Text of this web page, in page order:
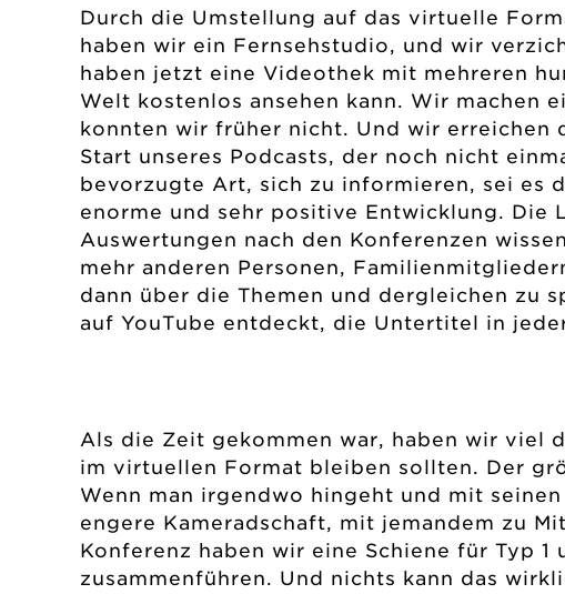
Durch die Umstellung auf das virtuelle
haben wir ein Fernsehstudio, und wir
haben jetzt eine Videothek mit mehreren
Welt kostenlos ansehen kann. Wir machen
konnten wir früher nicht. Und wir erreichen
Start unseres Podcasts, der noch nicht
bevorzugte Art, sich zu informieren, sei es
enorme und sehr positive Entwicklung. Die
Auswertungen nach den Konferenzen
mehr anderen Personen,
dann über die Themen und dergleichen zu
auf YouTube entdeckt, die Untertitel in
Als die Zeit gekommen war, haben wir viel
im virtuellen Format bleiben sollten. Der
Wenn man irgendwo hingeht und mit
engere Kameradschaft, mit jemandem zu
Konferenz haben wir eine Schiene für Typ
zusammenführen. Und nichts kann das